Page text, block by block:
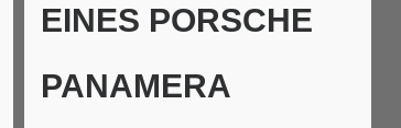
EINES PORSCHE
PANAMERA